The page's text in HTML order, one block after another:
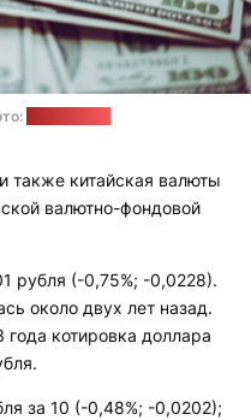
также китайская валюты
валютно-фондовой
рубля (-0,75%; -0,0228).
около двух лет назад.
котировка доллара
за 10 (-0,48%; -0,0202);